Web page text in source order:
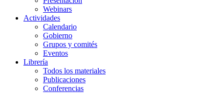
Webinars
Actividades
Calendario
Gobierno
Grupos y comités
Eventos
Librería
Todos los materiales
Publicaciones
Conferencias